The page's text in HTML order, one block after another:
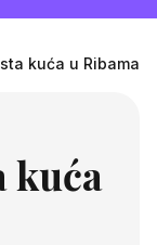
kuća u Ribama
kuća